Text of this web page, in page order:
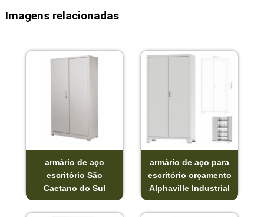
Imagens relacionadas
armário de aço
escritório São
Caetano do Sul
armário de aço para
escritório orçamento
Alphaville Industrial